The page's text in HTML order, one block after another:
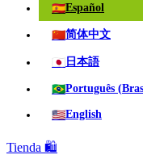
🇪🇸Español
🇨🇳简体中文
🇯🇵 日本語
🇧🇷Português
🇺🇸English
Tienda 🛍️